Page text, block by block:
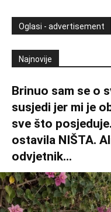
Oglasi - advertisement
Najnovije
Brinuo sam se o
susjedi jer mi je
sve što
ostavila NIŠTA.
odvjetnik...